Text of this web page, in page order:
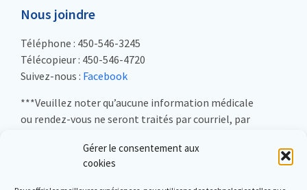
Gérer le consentement aux
cookies
Nous joindre
Téléphone : 450-546-3245
Télécopieur : 450-546-4720
Suivez-nous : Facebook
***Veuillez noter qu’aucune information médicale
ou rendez-vous ne seront traités par courriel, par